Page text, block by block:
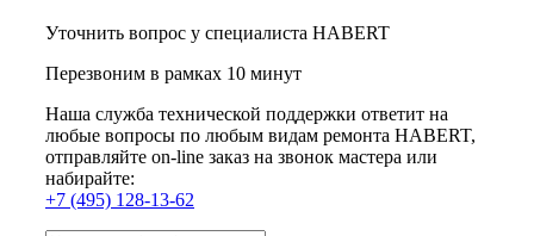
Уточнить вопрос у специалиста HABERT
Перезвоним в рамках 10 минут
Наша служба технической поддержки ответит на
любые вопросы по любым видам ремонта HABERT,
отправляйте on-line заказ на звонок мастера или
набирайте:
+7 (495) 128-13-62